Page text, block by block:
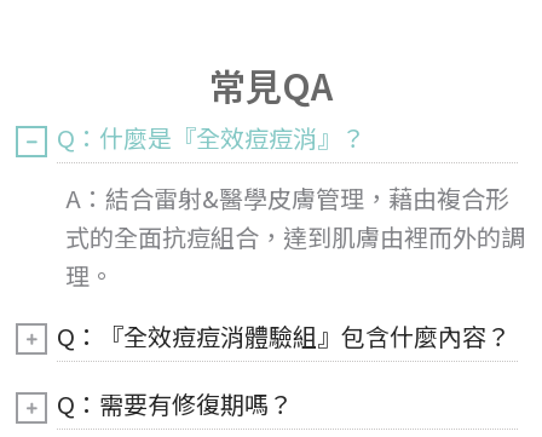
常見QA
Q：什麼是『全效痘痘消』？
A：結合雷射&醫學皮膚管理，藉由複合形
式的全面抗痘組合，達到肌膚由裡而外的調
理。
Q：『全效痘痘消體驗組』包含什麼內容？
Q：需要有修復期嗎？